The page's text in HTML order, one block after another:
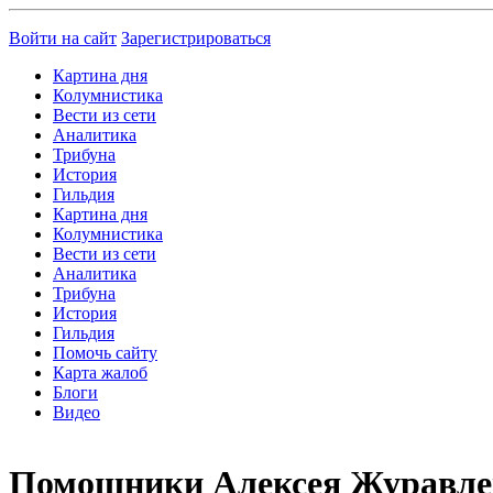
Войти на сайт Зарегистрироваться
Картина дня
Колумнистика
Вести из сети
Аналитика
Трибуна
История
Гильдия
Картина дня
Колумнистика
Вести из сети
Аналитика
Трибуна
История
Гильдия
Помочь сайту
Карта жалоб
Блоги
Видео
Помощники Алексея